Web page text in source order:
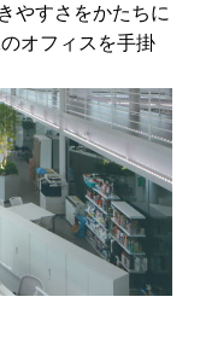
やすさをかたちに
オフィスを手掛